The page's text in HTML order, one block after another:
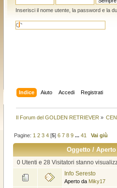
Inserisci il nome utente, la password e la
Indice Aiuto Accedi Registrati
Il Forum del GOLDEN RETRIEVER »
Pagine: 1 2 3 4[5] 6 7 8 9 ... 41 Vai giù
Oggetto/
0 Utenti e 28 Visitatori stanno
Info Seresto
Aperto da Miky17